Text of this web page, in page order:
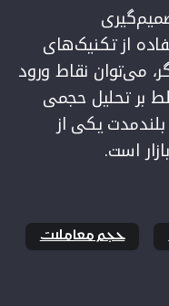
از تکنیک‌های
می‌توان نقاط ورود
بر تحلیل حجمی
بلندمدت یکی از
است.
حجم معاملات